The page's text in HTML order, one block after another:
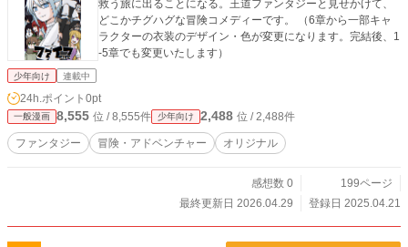
救う旅に出ることになる。王道ファンタジーと見せかけて、
どこかチグハグな冒険コメディーです。 （6章から一部キャ
ラクターの衣装のデザイン・色が変更になります。完結後、1
-5章でも変更いたします）
少年向け 連載中
24h.ポイント 0pt
一般漫画 8,555 位 / 8,555件 少年向け 2,488 位 / 2,488件
ファンタジー 冒険・アドベンチャー オリジナル
感想数 0
199ページ
最終更新日 2026.04.29
登録日 2025.04.21